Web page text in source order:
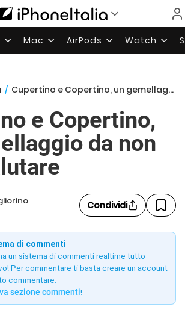
Mac AirPods Watch
/ Cupertino e Copertino, un gemellaggio da non sottovalutare
e Copertino,
da non
Condividi
di commenti
un sistema di commenti realtime tutto
Per commentare ti basta creare un account
commentare.
sezione commenti!